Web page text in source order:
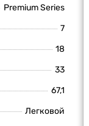
Premium Series
7
18
33
67,1
Легковой